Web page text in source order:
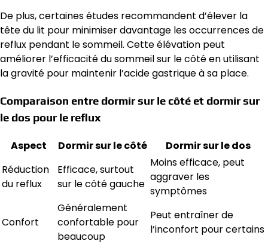
De plus, certaines études recommandent d’élever la
tête du lit pour minimiser davantage les occurrences de
reflux pendant le sommeil. Cette élévation peut
améliorer l’efficacité du sommeil sur le côté en utilisant
la gravité pour maintenir l’acide gastrique à sa place.
Comparaison entre dormir sur le côté et dormir sur
le dos pour le reflux
Aspect Dormir sur le côté
Dormir sur le dos
Réduction
du reflux
Efficace, surtout
sur le côté gauche
Moins efficace, peut
aggraver les
symptômes
Confort
Généralement
confortable pour
beaucoup
Peut entraîner de
l’inconfort pour certains